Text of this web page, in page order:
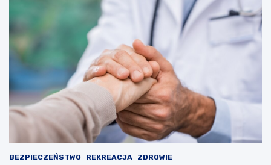
BEZPIECZEŃSTWO REKREACJA ZDROWIE